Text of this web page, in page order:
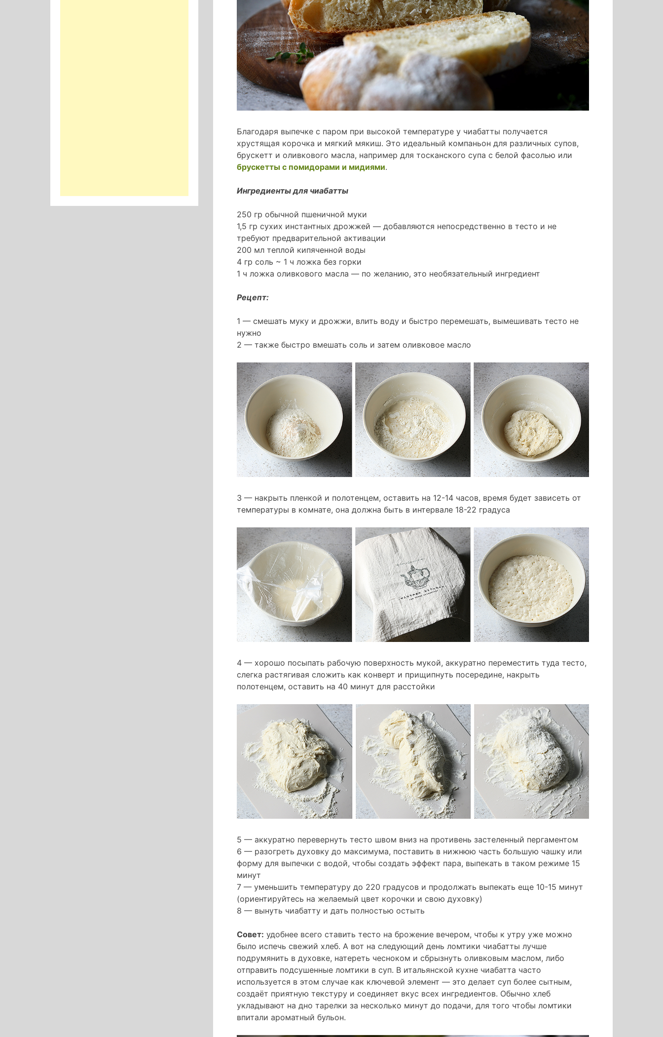
Благодаря выпечке с паром при высокой температуре у чиабатты получается
хрустящая корочка и мягкий мякиш. Это идеальный компаньон для различных супов,
брускетт и оливкового масла, например для тосканского супа с белой фасолью или
брускетты с помидорами и мидиями.
Ингредиенты для чиабатты
250 гр обычной пшеничной муки
1,5 гр сухих инстантных дрожжей — добавляются непосредственно в тесто и не
требуют предварительной активации
200 мл теплой кипяченной воды
4 гр соль ~ 1 ч ложка без горки
1 ч ложка оливкового масла — по желанию, это необязательный ингредиент
Рецепт:
1 — смешать муку и дрожжи, влить воду и быстро перемешать, вымешивать тесто не
нужно
2 — также быстро вмешать соль и затем оливковое масло
3 — накрыть пленкой и полотенцем, оставить на 12-14 часов, время будет зависеть от
температуры в комнате, она должна быть в интервале 18-22 градуса
4 — хорошо посыпать рабочую поверхность мукой, аккуратно переместить туда тесто,
слегка растягивая сложить как конверт и прищипнуть посередине, накрыть
полотенцем, оставить на 40 минут для расстойки
5 — аккуратно перевернуть тесто швом вниз на противень застеленный пергаментом
6 — разогреть духовку до максимума, поставить в нижнюю часть большую чашку или
форму для выпечки с водой, чтобы создать эффект пара, выпекать в таком режиме 15
минут
7 — уменьшить температуру до 220 градусов и продолжать выпекать еще 10-15 минут
(ориентируйтесь на желаемый цвет корочки и свою духовку)
8 — вынуть чиабатту и дать полностью остыть
Совет: удобнее всего ставить тесто на брожение вечером, чтобы к утру уже можно
было испечь свежий хлеб. А вот на следующий день ломтики чиабатты лучше
подрумянить в духовке, натереть чесноком и сбрызнуть оливковым маслом, либо
отправить подсушенные ломтики в суп. В итальянской кухне чиабатта часто
используется в этом случае как ключевой элемент — это делает суп более сытным,
создаёт приятную текстуру и соединяет вкус всех ингредиентов. Обычно хлеб
укладывают на дно тарелки за несколько минут до подачи, для того чтобы ломтики
впитали ароматный бульон.